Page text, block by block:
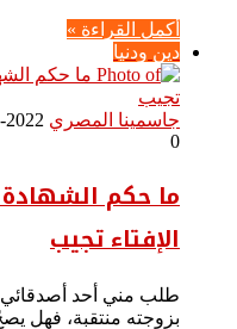
أكمل القراءة »
دين ودنيا
جاسمينا المصري 2022-01-30
0
ما حكم الشهادة
الإفتاء تجيب
طلب مني أحد أصدقائي
بزوجته منتقبة، فهل